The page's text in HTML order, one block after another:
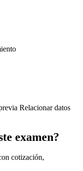
Relacionar datos
examen?
cotización,